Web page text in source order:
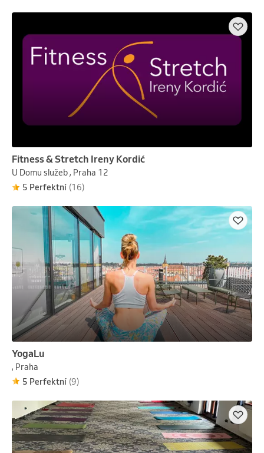
Fitness & Stretch Ireny Kordić
U Domu služeb , Praha 12
5 Perfektní (16)
YogaLu
, Praha
5 Perfektní (9)